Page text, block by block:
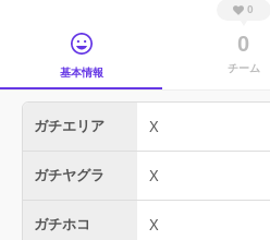
基本情報
0
0
チーム
ガチエリア X
ガチヤグラ X
ガチホコ X